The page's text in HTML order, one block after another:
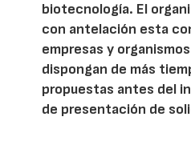
biotecnología. El
con antelación esta
empresas y
dispongan de más
propuestas antes del
de presentación de